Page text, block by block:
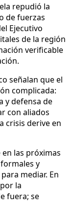
repudió la
de fuerzas
Ejecutivo
de la región
verificable
señalan que el
complicada:
y defensa de
con aliados
crisis derive en
en las próximas
y
mediar. En
la
fuera; se